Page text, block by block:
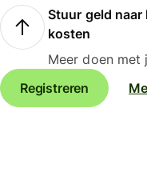
Stuur geld
kosten
Meer doen met
Registreren